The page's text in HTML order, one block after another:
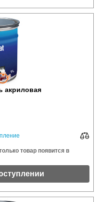
акриловая
товар появится в